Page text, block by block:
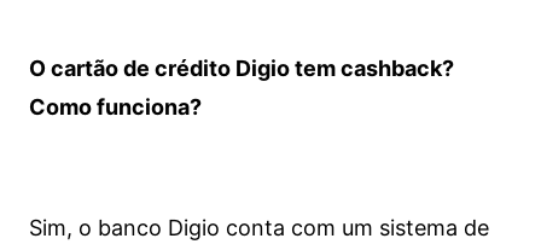
O cartão de crédito Digio tem cashback?
Como funciona?
Sim, o banco Digio conta com um sistema de